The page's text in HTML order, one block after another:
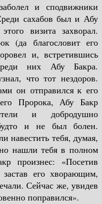
и сподвижники
сахабов был и Абу
визита захворал.
(да благословит его
и, встретившись
них Абу Бакра.
что тот нездоров.
он отправился к его
Пророка, Абу Бакр
и добродушно
и не был болен.
тебя, думая,
нашли тебя в полном
произнес: «Посетив
его хворающим,
Сейчас же, увидев
поправился».